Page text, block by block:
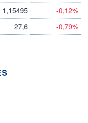
1,15495 -0,12%
27,6 -0,79%